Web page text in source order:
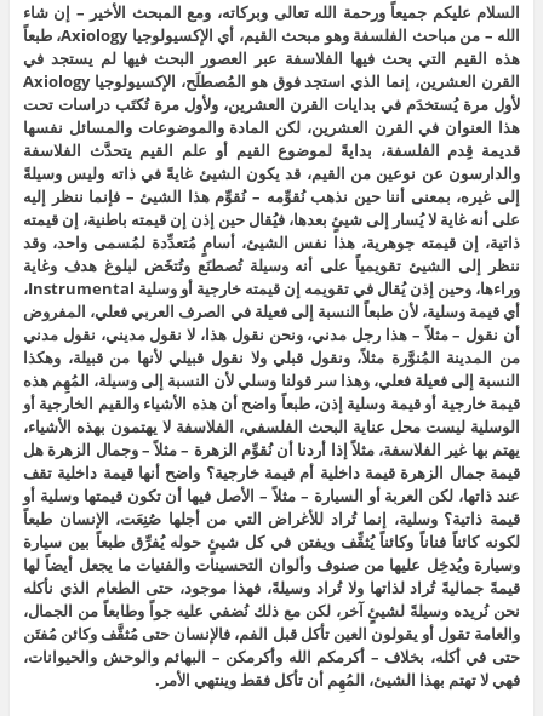
السلام عليكم جميعاً ورحمة الله تعالى وبركاته، ومع المبحث الأخير – إن شاء
الله – من مباحث الفلسفة وهو مبحث القيم، أي الإكسيولوجيا Axiology، طبعاً
هذه القيم التي بحث فيها الفلاسفة عبر العصور البحث فيها لم يستجد في
القرن العشرين، إنما الذي استجد فوق هو المُصطلَح، الإكسيولوجيا Axiology
لأول مرة يُستخدَم في بدايات القرن العشرين، ولأول مرة تُكتَب دراسات تحت
هذا العنوان في القرن العشرين، لكن المادة والموضوعات والمسائل نفسها
قديمة قِدم الفلسفة، بدايةً لموضوع القيم أو علم القيم يتحدَّث الفلاسفة
والدارسون عن نوعين من القيم، قد يكون الشيئ غايةً في ذاته وليس وسيلةً
إلى غيره، بمعنى أننا حين نذهب نُقوِّمه – نُقوِّم هذا الشيئ – فإنما ننظر إليه
على أنه غاية لا يُسار إلى شيئٍ بعدها، فيُقال حين إذن إن قيمته باطنية، إن قيمته
ذاتية، إن قيمته جوهرية، هذا نفس الشيئ، أسامٍ مُتعدِّدة لمُسمى واحد، وقد
ننظر إلى الشيئ تقويمياً على أنه وسيلة تُصطنَع وتُتخَض لبلوغ هدف وغاية
وراءها، وحين إذن يُقال في تقويمه إن قيمته خارجية أو وسلية Instrumental،
أي قيمة وسلية، لأن طبعاً النسبة إلى فعيلة في الصرف العربي فعلي، المفروض
أن نقول – مثلاً – هذا رجل مدني، ونحن نقول هذا، لا نقول مديني، نقول مدني
من المدينة المُنوَّرة مثلاً، ونقول قبلي ولا نقول قبيلي لأنها من قبيلة، وهكذا
النسبة إلى فعيلة فعلي، وهذا سر قولنا وسلي لأن النسبة إلى وسيلة، المُهِم هذه
قيمة خارجية أو قيمة وسلية إذن، طبعاً واضح أن هذه الأشياء والقيم الخارجية أو
الوسلية ليست محل عناية البحث الفلسفي، الفلاسفة لا يهتمون بهذه الأشياء،
يهتم بها غير الفلاسفة، مثلاً إذا أردنا أن نُقوِّم الزهرة – مثلاً – وجمال الزهرة هل
قيمة جمال الزهرة قيمة داخلية أم قيمة خارجية؟ واضح أنها قيمة داخلية تقف
عند ذاتها، لكن العربة أو السيارة – مثلاً – الأصل فيها أن تكون قيمتها وسلية أو
قيمة ذاتية؟ وسلية، إنما تُراد للأغراض التي من أجلها صُنِعَت، الإنسان طبعاً
لكونه كائناً فناناً وكائناً يُثقِّف ويفتن في كل شيئٍ حوله يُفرِّق طبعاً بين سيارة
وسيارة ويُدخِل عليها من صنوف وألوان التحسينات والفنيات ما يجعل أيضاً لها
قيمةً جماليةً تُراد لذاتها ولا تُراد وسيلةً، فهذا موجود، حتى الطعام الذي نأكله
نحن نُريده وسيلةً لشيئٍ آخر، لكن مع ذلك نُضفي عليه جواً وطابعاً من الجمال،
والعامة تقول أو يقولون العين تأكل قبل الفم، فالإنسان حتى مُثقَّف وكائن مُفتَن
حتى في أكله، بخلاف – أكرمكم الله وأكرمكن – البهائم والوحش والحيوانات،
فهي لا تهتم بهذا الشيئ، المُهِم أن تأكل فقط وينتهي الأمر.